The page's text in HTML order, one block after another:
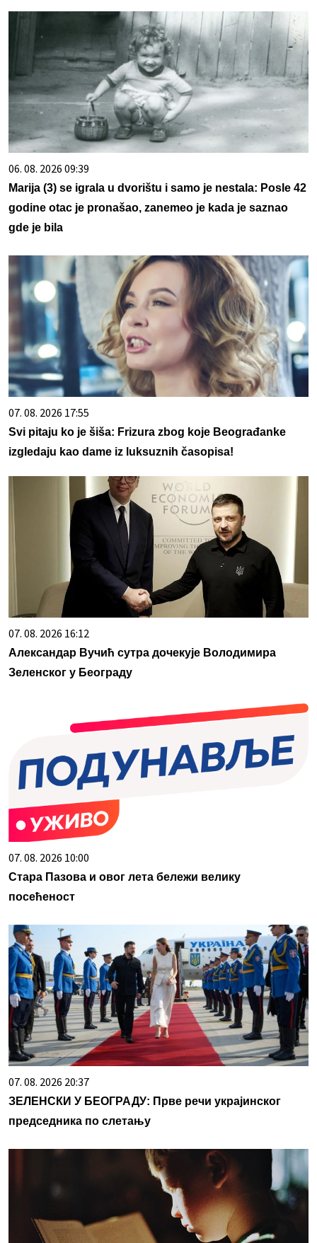
06. 08. 2026 09:39
Marija (3) se igrala u dvorištu i samo je nestala: Posle 42
godine otac je pronašao, zanemeo je kada je saznao
gde je bila
07. 08. 2026 17:55
Svi pitaju ko je šiša: Frizura zbog koje Beograđanke
izgledaju kao dame iz luksuznih časopisa!
07. 08. 2026 16:12
Александар Вучић сутра дочекује Володимира
Зеленског у Београду
07. 08. 2026 10:00
Стара Пазова и овог лета бележи велику
посећеност
07. 08. 2026 20:37
ЗЕЛЕНСКИ У БЕОГРАДУ: Прве речи украјинског
председника по слетању